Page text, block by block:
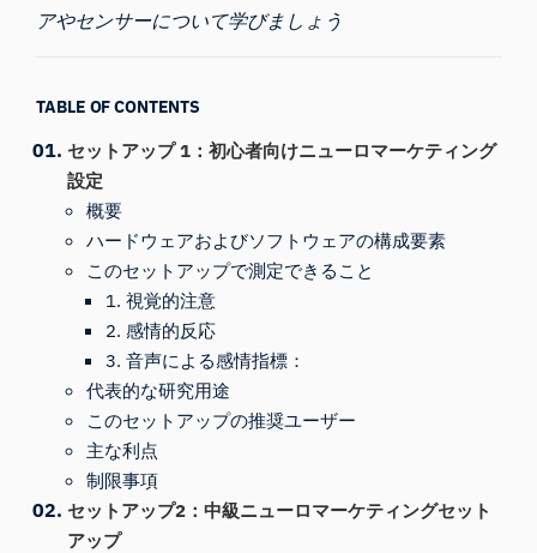
アやセンサーについて学びましょう
TABLE OF CONTENTS
セットアップ 1：初心者向けニューロマーケティング
設定
概要
ハードウェアおよびソフトウェアの構成要素
このセットアップで測定できること
1. 視覚的注意
2. 感情的反応
3. 音声による感情指標：
代表的な研究用途
このセットアップの推奨ユーザー
主な利点
制限事項
セットアップ2：中級ニューロマーケティングセット
アップ